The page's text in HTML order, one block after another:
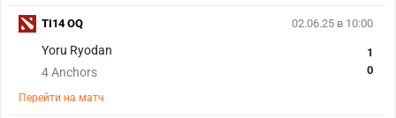
02.06.25 в 10:00
Yoru Ryodan
4 Anchors
1
0
Перейти на матч
TI14 OQ